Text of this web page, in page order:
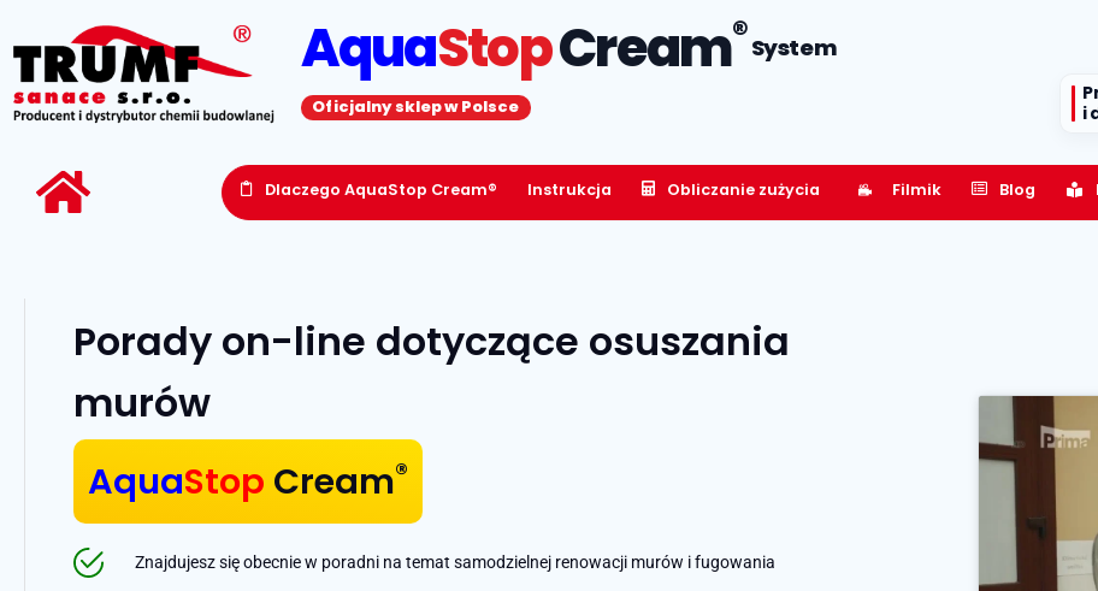
AquaStopCream®System
Oficjalny sklep w Polsce
i
Dlaczego AquaStop Cream® Instrukcja Obliczanie zużycia Filmik Blog
Porady on-line dotyczące osuszania
murów
AquaStop Cream®
Znajdujesz się obecnie w poradni na temat samodzielnej renowacji murów i fugowania